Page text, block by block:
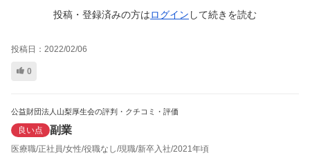
投稿・登録済みの方はログイン して続きを読む
投稿日： 2022/02/06
0
公益財団法人山梨厚生会の評判・クチコミ・評価
良い点 副業
医療職 正社員 女性 役職なし 現職 新卒入社 2021年頃